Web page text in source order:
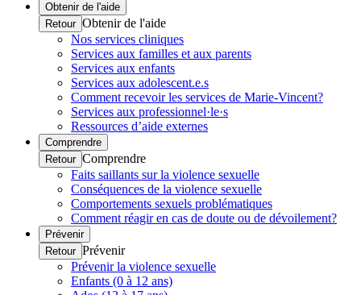
Obtenir de l'aide
Retour Obtenir de l'aide
Nos services cliniques
Services aux familles et aux parents
Services aux enfants
Services aux adolescent.e.s
Comment recevoir les services de Marie-Vincent?
Services aux professionnel·le·s
Ressources d’aide externes
Comprendre
Retour Comprendre
Faits saillants sur la violence sexuelle
Conséquences de la violence sexuelle
Comportements sexuels problématiques
Comment réagir en cas de doute ou de dévoilement?
Prévenir
Retour Prévenir
Prévenir la violence sexuelle
Enfants (0 à 12 ans)